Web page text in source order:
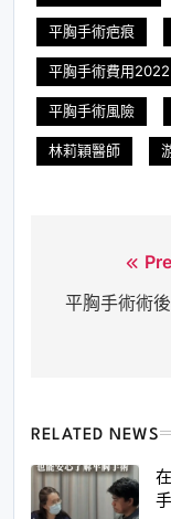
平胸手術疤痕
平胸手術費用2022
平胸手術風險
林莉穎醫師
章
平胸手術術
RELATED NEWS